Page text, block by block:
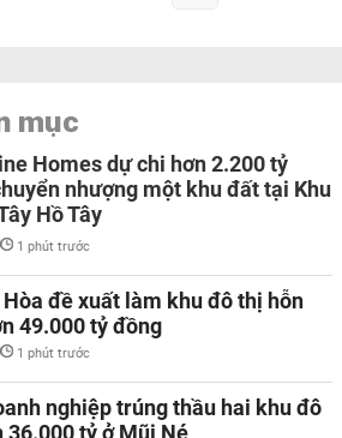
mục
Homes dự chi hơn 2.200 tỷ
nhượng một khu đất tại Khu
Hồ Tây
1 phút trước
Hòa đề xuất làm khu đô thị hỗn
49.000 tỷ đồng
1 phút trước
nghiệp trúng thầu hai khu đô
36.000 tỷ ở Mũi Né